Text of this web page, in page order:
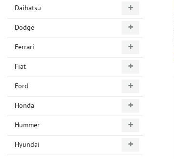
Daihatsu
Dodge
Ferrari
Fiat
Ford
Honda
Hummer
Hyundai